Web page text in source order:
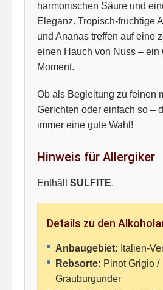
harmonischen Säure und
Eleganz. Tropisch-fruchtige
und Ananas treffen auf eine
einen Hauch von Nuss – ein
Moment.
Ob als Begleitung zu feinen
Gerichten oder einfach so –
immer eine gute Wahl!
Hinweis für Allergiker
EnthältSULFITE.
Details zu den
Anbaugebiet: Italien-
Rebsorte: Pinot Grigio /
Grauburgunder